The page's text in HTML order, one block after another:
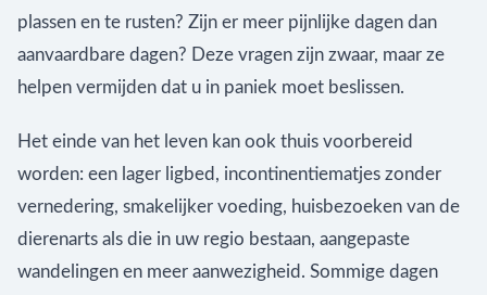
plassen en te rusten? Zijn er meer pijnlijke dagen dan
aanvaardbare dagen? Deze vragen zijn zwaar, maar ze
helpen vermijden dat u in paniek moet beslissen.
Het einde van het leven kan ook thuis voorbereid
worden: een lager ligbed, incontinentiematjes zonder
vernedering, smakelijker voeding, huisbezoeken van de
dierenarts als die in uw regio bestaan, aangepaste
wandelingen en meer aanwezigheid. Sommige dagen